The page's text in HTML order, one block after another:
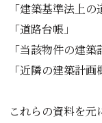
「建築基準法上の
「道路台帳」
「当該物件の建築
「近隣の建築計画
これらの資料を